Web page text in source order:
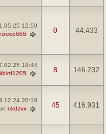
12:59
0 44.433
18:44
8 146.232
20:18
nkdzvx 45 416.931